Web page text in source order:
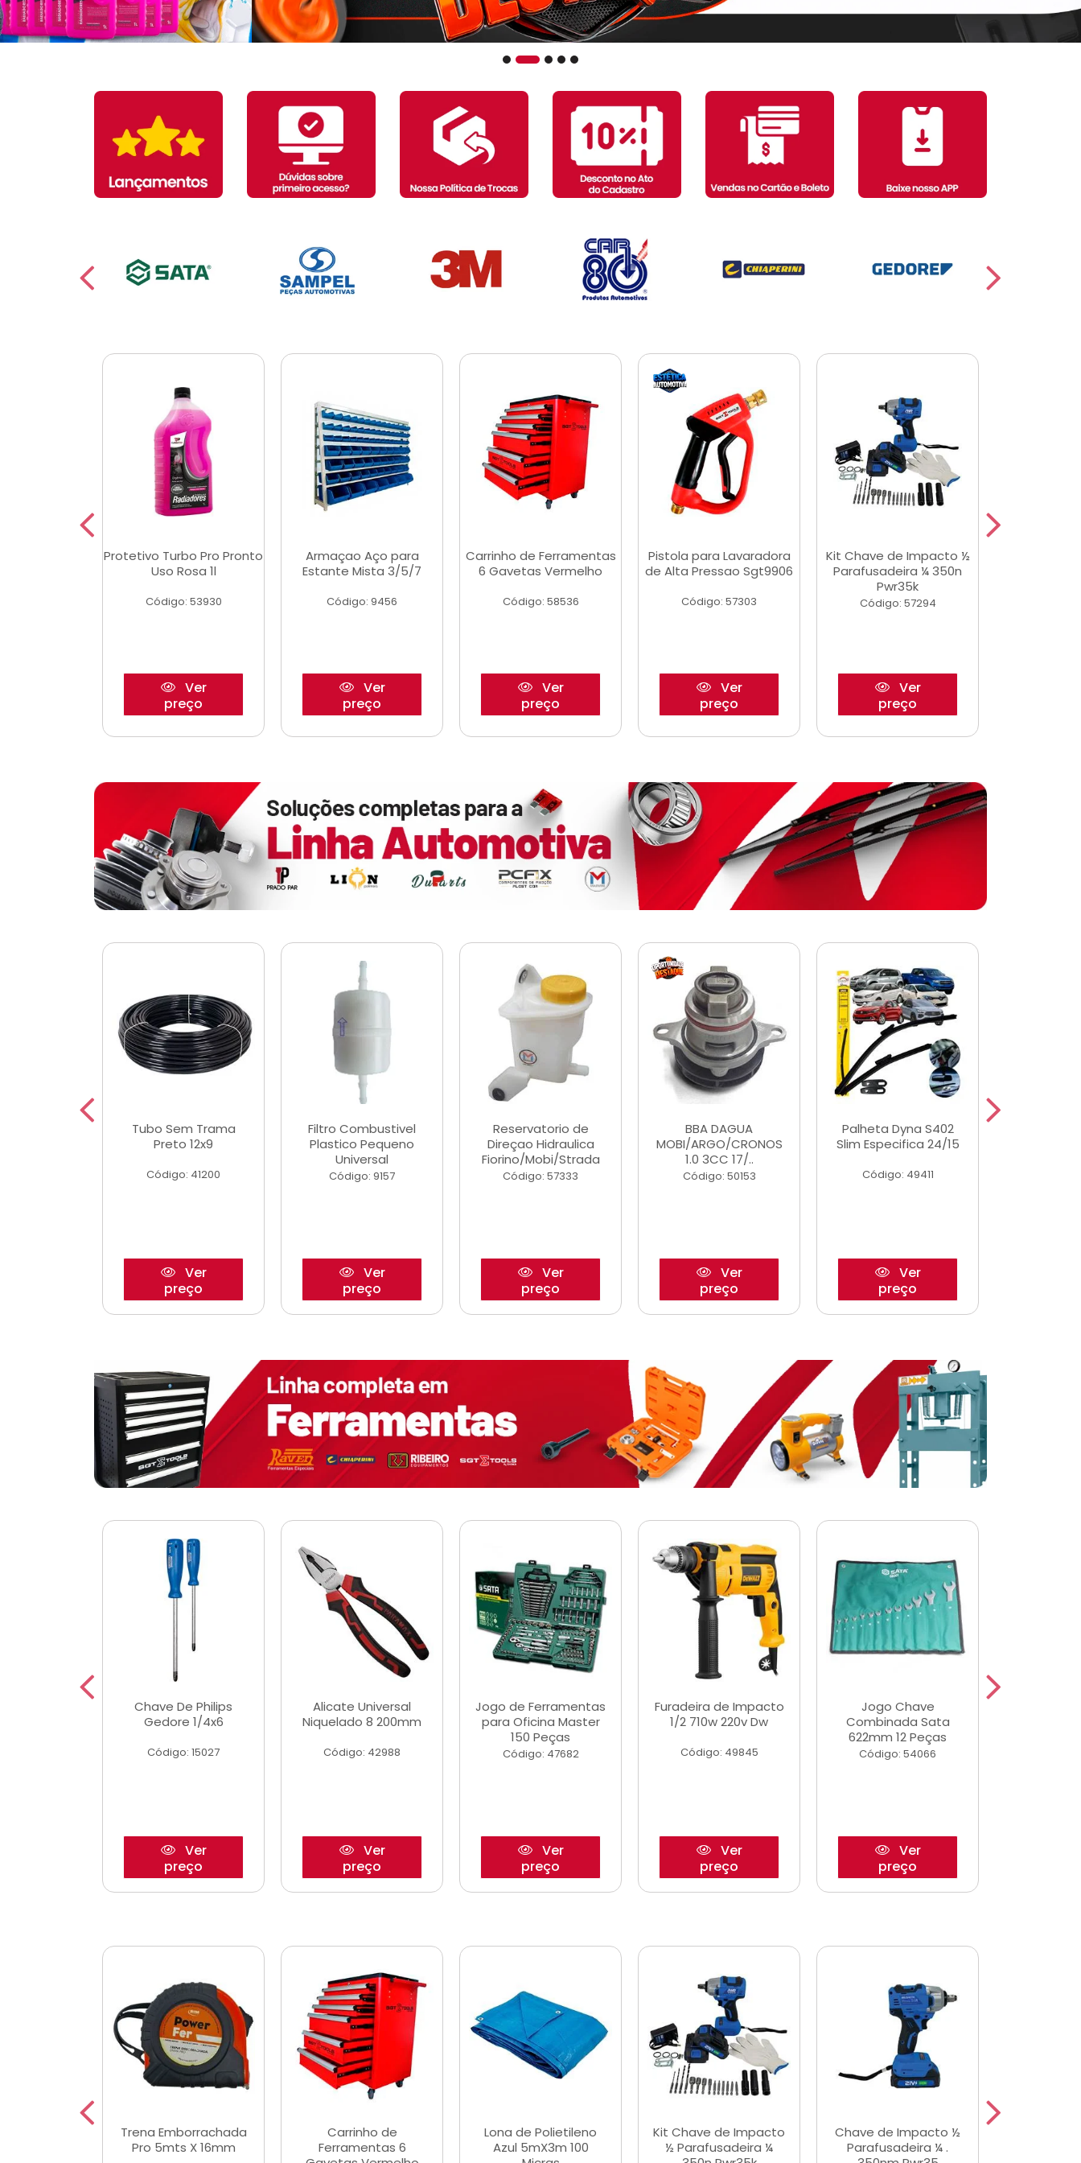
Protetivo Turbo Pro Pronto
Uso Rosa 1l
Código: 53930
Ver
preço
Armaçao Aço para
Estante Mista 3/5/7
Código: 9456
Ver
preço
Carrinho de Ferramentas
6 Gavetas Vermelho
Código: 58536
Ver
preço
Pistola para Lavaradora
de Alta Pressao Sgt9906
Código: 57303
Ver
preço
Kit Chave de Impacto ½
Parafusadeira ¼ 350n
Pwr35k
Código: 57294
Ver
preço
Tubo Sem Trama
Preto 12x9
Código: 41200
Ver
preço
Filtro Combustivel
Plastico Pequeno
Universal
Código: 9157
Ver
preço
Reservatorio de
Direçao Hidraulica
Fiorino/Mobi/Strada
Código: 57333
Ver
preço
BBA DAGUA
MOBI/ARGO/CRONOS
1.0 3CC 17/..
Código: 50153
Ver
preço
Palheta Dyna S402
Slim Especifica 24/15
Código: 49411
Ver
preço
Chave De Philips
Gedore 1/4x6
Código: 15027
Ver
preço
Alicate Universal
Niquelado 8 200mm
Código: 42988
Ver
preço
Jogo de Ferramentas
para Oficina Master
150 Peças
Código: 47682
Ver
preço
Furadeira de Impacto
1/2 710w 220v Dw
Código: 49845
Ver
preço
Jogo Chave
Combinada Sata
622mm 12 Peças
Código: 54066
Ver
preço
Trena Emborrachada
Pro 5mts X 16mm
Carrinho de
Ferramentas 6
Lona de Polietileno
Azul 5mX3m 100
Kit Chave de Impacto
½ Parafusadeira ¼
Chave de Impacto ½
Parafusadeira ¼ .